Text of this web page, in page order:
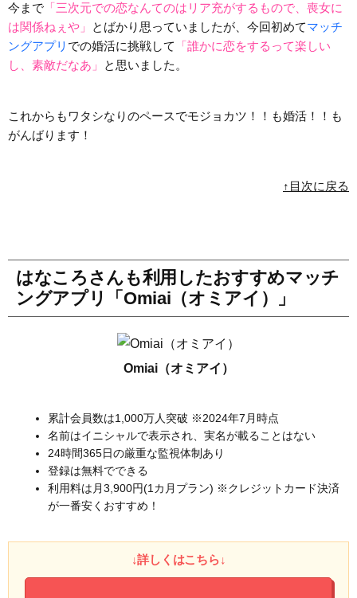
今まで 「三次元での恋なんてのはリア充がするもので、喪女に
は関係ねぇや」
とばかり思っていましたが、今回初めてマッチ
ングアプリ での婚活に挑戦して
「誰かに恋をするって楽しい
し、素敵だなあ」
と思いました。
これからもワタシなりのペースでモジョカツ！！も婚活！！も
がんばります！
↑目次に戻る
はなころさんも利用したおすすめマッチ
ングアプリ「Omiai（オミアイ）」
Omiai（オミアイ）
累計会員数は1,000万人突破 ※2024年7月時点
名前はイニシャルで表示され、実名が載ることはない
24時間365日の厳重な監視体制あり
登録は無料でできる
利用料は月3,900円(1カ月プラン) ※クレジットカード決済
が一番安くおすすめ！
↓詳しくはこちら↓